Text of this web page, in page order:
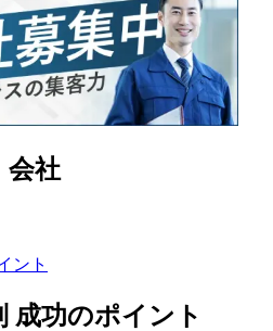
会社
ント
成功のポイント